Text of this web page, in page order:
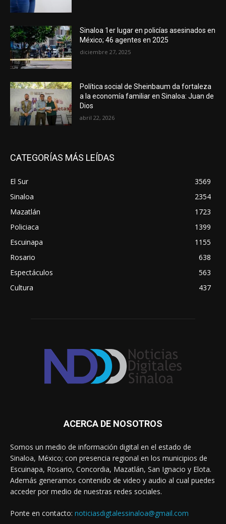
Sinaloa 1er lugar en policías asesinados en
México; 46 agentes en 2025
diciembre 27, 2025
Política social de Sheinbaum da fortaleza
a la economía familiar en Sinaloa: Juan de
Dios
abril 22, 2026
CATEGORÍAS MÁS LEÍDAS
El Sur
3569
Sinaloa
2354
Mazatlán
1723
Policiaca
1399
Escuinapa
1155
Rosario
638
Espectáculos
563
Cultura
437
ACERCA DE NOSOTROS
Somos un medio de información digital en el estado de
Sinaloa, México; con presencia regional en los municipios de
Escuinapa, Rosario, Concordia, Mazatlán, San Ignacio y Elota.
Además generamos contenido de video y audio al cual puedes
acceder por medio de nuestras redes sociales.
Ponte en contacto: noticiasdigtalessinaloa@gmail.com